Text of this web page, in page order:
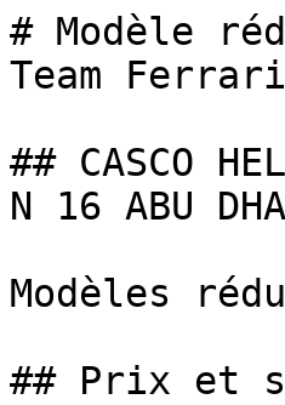
# Modèle
Team
## CASCO
N 16 ABU
Modèles
## Prix et